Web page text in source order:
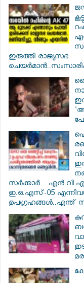
ഇരുത്തി രാജ്യസഭ
സർക്കാർ...
ഇ.ഒ.എസ്-05
ഉപഗ്രഹങ്ങൾ..എന്ത്